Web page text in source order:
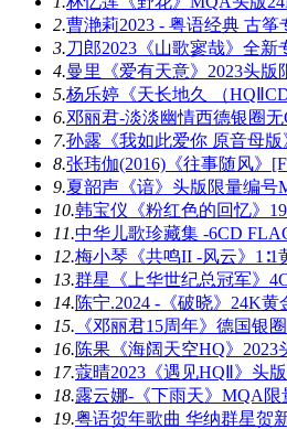
2.曹滟莉2023 - 粤语经典 古筝
3.刀郎2023《山歌寥哉》全新
4.曼里《爱有天意》2023头版
5.杨乐婷《天长地久 （
6.邓丽君-淡淡幽情西德银圈无
7.孙露《我如此爱你 原音母
8.张玮伽(2016)《往事随风》
9.夏韶声《谙》头版限量编号
10.韩宝仪《粉红色的回忆》
11.中华儿歌珍藏集 -6CD
12.梅小琴《共鸣II -风云》1∶1
13.群星《上华世纪总冠军》
14.陈宁.2024 -《破晓》24K
15. 《邓丽君15周年》德国银
16.陈果《海阔天空HQ》2023
17.蔻晴2023《遇见HQⅡ》头
18.露云娜-《下雨天》MQA限
19.粤语贺年歌曲 华纳群星贺